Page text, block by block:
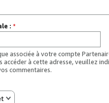
: *
associée à votre compte
accéder à cette adresse, veuillez
commentaires.